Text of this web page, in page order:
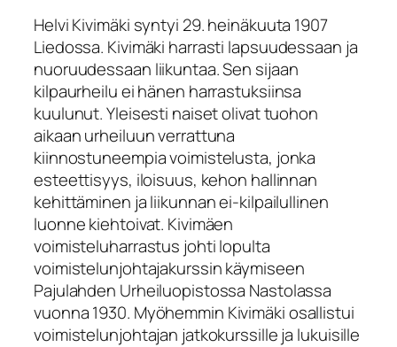
Helvi Kivimäki syntyi 29. heinäkuuta 1907
Liedossa. Kivimäki harrasti lapsuudessaan ja
nuoruudessaan liikuntaa. Sen sijaan
kilpaurheilu ei hänen harrastuksiinsa
kuulunut. Yleisesti naiset olivat tuohon
aikaan urheiluun verrattuna
kiinnostuneempia voimistelusta, jonka
esteettisyys, iloisuus, kehon hallinnan
kehittäminen ja liikunnan ei-kilpailullinen
luonne kiehtoivat. Kivimäen
voimisteluharrastus johti lopulta
voimistelunjohtajakurssin käymiseen
Pajulahden Urheiluopistossa Nastolassa
vuonna 1930. Myöhemmin Kivimäki osallistui
voimistelunjohtajan jatkokurssille ja lukuisille